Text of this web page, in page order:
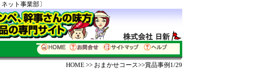
ット事業部〕
HOME >> おまかせコース>>賞品事例1/29